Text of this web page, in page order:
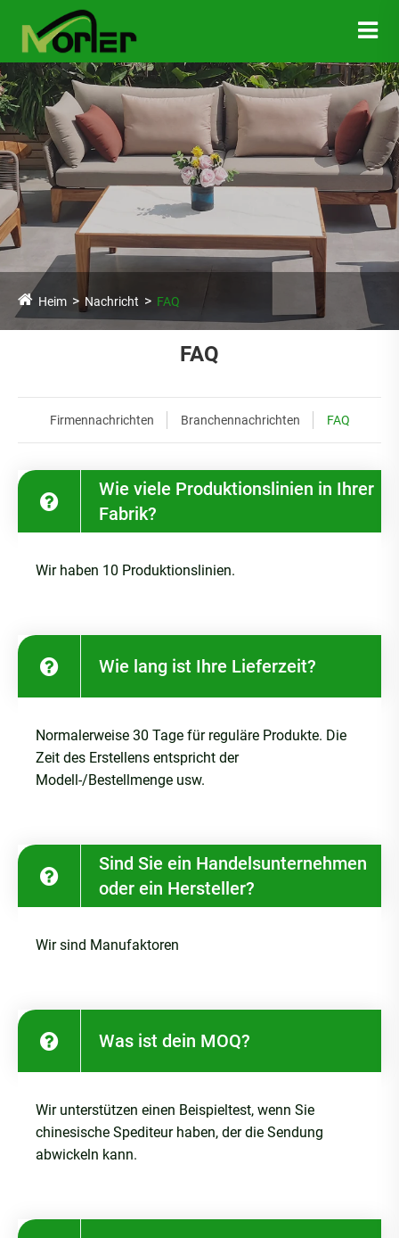
Heim Nachricht FAQ
FAQ
Firmennachrichten Branchennachrichten FAQ
Wie viele Produktionslinien in Ihrer
Fabrik?
Wir haben 10 Produktionslinien.
Wie lang ist Ihre Lieferzeit?
Normalerweise 30 Tage für reguläre Produkte. Die
Zeit des Erstellens entspricht der
Modell-/Bestellmenge usw.
Sind Sie ein Handelsunternehmen
oder ein Hersteller?
Wir sind Manufaktoren
Was ist dein MOQ?
Wir unterstützen einen Beispieltest, wenn Sie
chinesische Spediteur haben, der die Sendung
abwickeln kann.